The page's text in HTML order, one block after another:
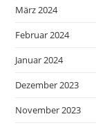
März 2024
Februar 2024
Januar 2024
Dezember 2023
November 2023